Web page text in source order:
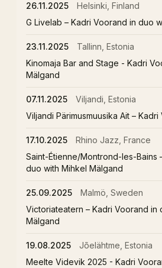
26.11.2025
Helsinki, Finland
G Livelab – Kadri Voorand in duo
23.11.2025
Tallinn, Estonia
Kinomaja Bar and Stage - Kadri
Mälgand
07.11.2025
Viljandi, Estonia
Viljandi Pärimusmuusika Ait – Kadri
17.10.2025
Rhino Jazz, France
Saint-Étienne/Montrond-les-Bains
duo with Mihkel Mälgand
25.09.2025
Malmö, Sweden
Victoriateatern – Kadri Voorand in
Mälgand
19.08.2025
Jõelähtme, Estonia
Meelte Videvik 2025 - Kadri